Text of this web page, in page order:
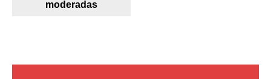
moderadas